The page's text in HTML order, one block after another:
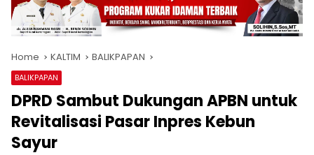
Home KALTIM BALIKPAPAN
BALIKPAPAN
DPRD Sambut Dukungan APBN untuk
Revitalisasi Pasar Inpres Kebun
Sayur